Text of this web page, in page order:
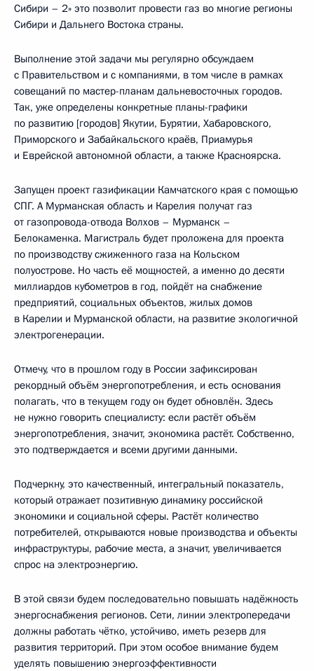
Сибири – 2» это позволит провести газ во многие регионы
Сибири и Дальнего Востока страны.
Выполнение этой задачи мы регулярно обсуждаем
с Правительством и с компаниями, в том числе в рамках
совещаний по мастер-планам дальневосточных городов.
Так, уже определены конкретные планы-графики
по развитию [городов] Якутии, Бурятии, Хабаровского,
Приморского и Забайкальского краёв, Приамурья
и Еврейской автономной области, а также Красноярска.
Запущен проект газификации Камчатского края с помощью
СПГ. А Мурманская область и Карелия получат газ
от газопровода-отвода Волхов – Мурманск –
Белокаменка. Магистраль будет проложена для проекта
по производству сжиженного газа на Кольском
полуострове. Но часть её мощностей, а именно до десяти
миллиардов кубометров в год, пойдёт на снабжение
предприятий, социальных объектов, жилых домов
в Карелии и Мурманской области, на развитие экологичной
электрогенерации.
Отмечу, что в прошлом году в России зафиксирован
рекордный объём энергопотребления, и есть основания
полагать, что в текущем году он будет обновлён. Здесь
не нужно говорить специалисту: если растёт объём
энергопотребления, значит, экономика растёт. Собственно,
это подтверждается и всеми другими данными.
Подчеркну, это качественный, интегральный показатель,
который отражает позитивную динамику российской
экономики и социальной сферы. Растёт количество
потребителей, открываются новые производства и объекты
инфраструктуры, рабочие места, а значит, увеличивается
спрос на электроэнергию.
В этой связи будем последовательно повышать надёжность
энергоснабжения регионов. Сети, линии электропередачи
должны работать чётко, устойчиво, иметь резерв для
развития территорий. При этом особое внимание будем
уделять повышению энергоэффективности